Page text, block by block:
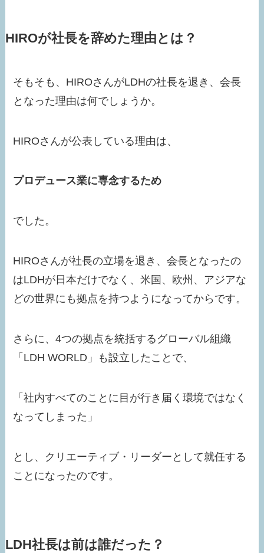
HIROが社長を辞めた理由とは？
そもそも、HIROさんがLDHの社長を退き、会長
となった理由は何でしょうか。
HIROさんが公表している理由は、
プロデュース業に専念するため
でした。
HIROさんが社長の立場を退き、会長となったの
はLDHが日本だけでなく、米国、欧州、アジアな
どの世界にも拠点を持つようになってからです。
さらに、4つの拠点を統括するグローバル組織
「LDH WORLD」も設立したことで、
「社内すべてのことに目が行き届く環境ではなく
なってしまった」
とし、クリエーティブ・リーダーとして就任する
ことになったのです。
LDH社長は前は誰だった？